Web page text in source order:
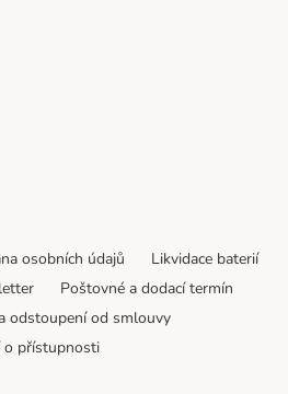
osobních údajů
Likvidace baterií
Poštovné a dodací termín
odstoupení od smlouvy
o přístupnosti